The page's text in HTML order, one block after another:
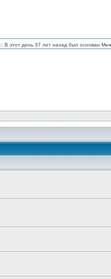
:: В этот день 37 лет назад был основан